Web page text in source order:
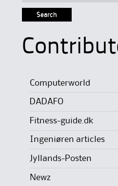
Computerworld
DADAFO
Fitness-guide.dk
Ingeniøren articles
Jyllands-Posten
Newz